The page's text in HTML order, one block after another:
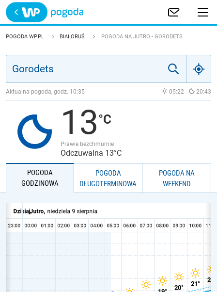
Trwa ładowanie
POLSKA
JAKOŚĆ POWIETRZA
POGODA WP.PL BIAŁORUŚ POGODA NA JUTRO - GORODETS
Aktualna pogoda, godz. 10:35 05:22 20:43
13
Prawie bezchmurnie
Odczuwalna 13°C
POGODA
GODZINOWA
POGODA
DŁUGOTERMINOWA
POGODA NA
WEEKEND